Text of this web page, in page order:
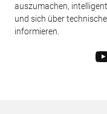
auszumachen,
und sich über
informieren.